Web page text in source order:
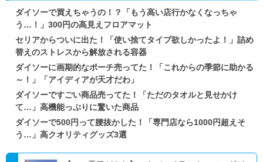
ダイソーで買えちゃうの！？「もう高い店行かなくなっちゃ
う…！」300円の高見えフロアマット
セリアからついに出た！「使い捨てタイプ欲しかったよ！」詰め
替えのストレスから解放される容器
ダイソーに画期的なポーチ売ってた！「これからの季節に助かる
～！」「アイディアが天才だわ」
ダイソーですごい商品売ってた！「ただのタオルと見せかけ
て…」高機能っぷりに驚いた商品
ダイソーで500円って腰抜かした！「専門店なら1000円超えそ
う…」高クオリティグッズ3選